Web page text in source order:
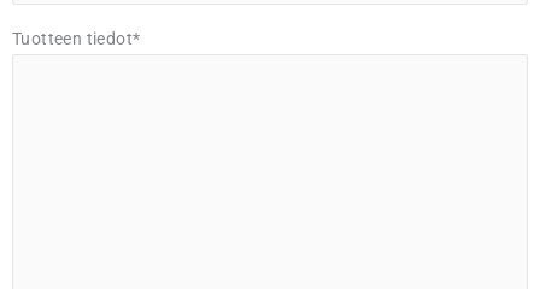
Tuotteen tiedot*